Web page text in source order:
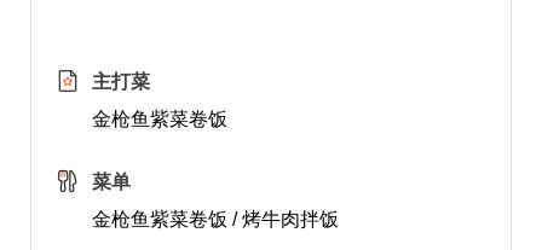
主打菜
金枪鱼紫菜卷饭
菜单
金枪鱼紫菜卷饭 / 烤牛肉拌饭